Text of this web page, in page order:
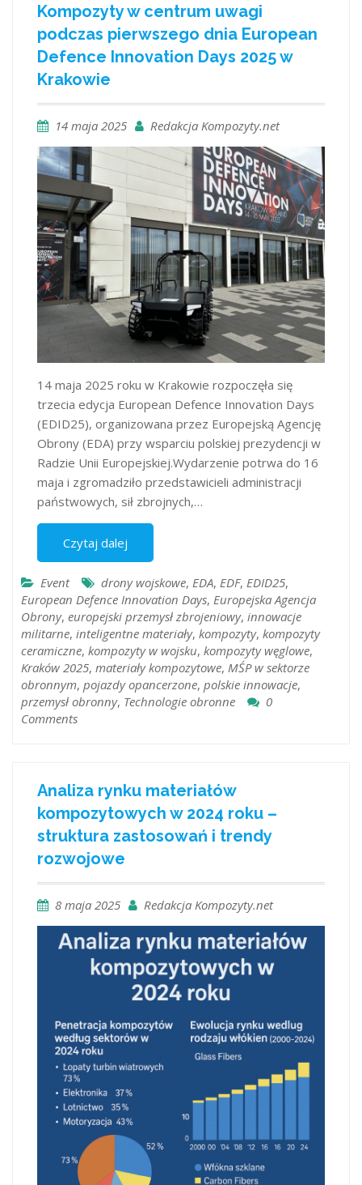
Kompozyty w centrum uwagi
podczas pierwszego dnia European
Defence Innovation Days 2025 w
Krakowie
14 maja 2025 Redakcja Kompozyty.net
14 maja 2025 roku w Krakowie rozpoczęła się
trzecia edycja European Defence Innovation Days
(EDID25), organizowana przez Europejską Agencję
Obrony (EDA) przy wsparciu polskiej prezydencji w
Radzie Unii Europejskiej.Wydarzenie potrwa do 16
maja i zgromadziło przedstawicieli administracji
państwowych, sił zbrojnych,…
Czytaj dalej
Event drony wojskowe, EDA, EDF, EDID25,
European Defence Innovation Days, Europejska Agencja
Obrony, europejski przemysł zbrojeniowy, innowacje
militarne, inteligentne materiały, kompozyty, kompozyty
ceramiczne, kompozyty w wojsku, kompozyty węglowe,
Kraków 2025, materiały kompozytowe, MŚP w sektorze
obronnym, pojazdy opancerzone, polskie innowacje,
przemysł obronny, Technologie obronne
0
Comments
Analiza rynku materiałów
kompozytowych w 2024 roku –
struktura zastosowań i trendy
rozwojowe
8 maja 2025 Redakcja Kompozyty.net